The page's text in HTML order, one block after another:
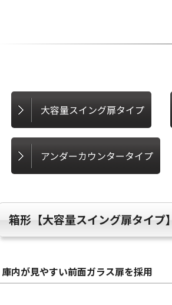
大容量スイング扉タイプ
アンダーカウンタータイプ
箱形【大容量スイング扉タイプ】
庫内が見やすい前面ガラス扉を採用